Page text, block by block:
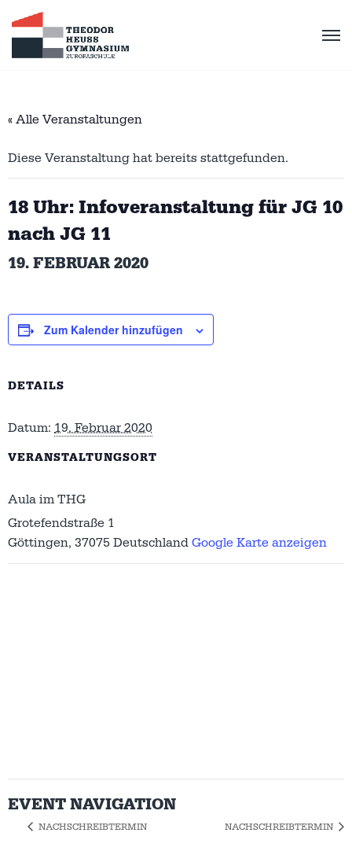
« Alle Veranstaltungen
Diese Veranstaltung hat bereits stattgefunden.
18 Uhr: Infoveranstaltung für JG 10
nach JG 11
19. FEBRUAR 2020
Zum Kalender hinzufügen
DETAILS
Datum: 19. Februar 2020
VERANSTALTUNGSORT
Aula im THG
Grotefendstraße 1
Göttingen, 37075 Deutschland Google Karte anzeigen
EVENT NAVIGATION
NACHSCHREIBTERMIN NACHSCHREIBTERMIN